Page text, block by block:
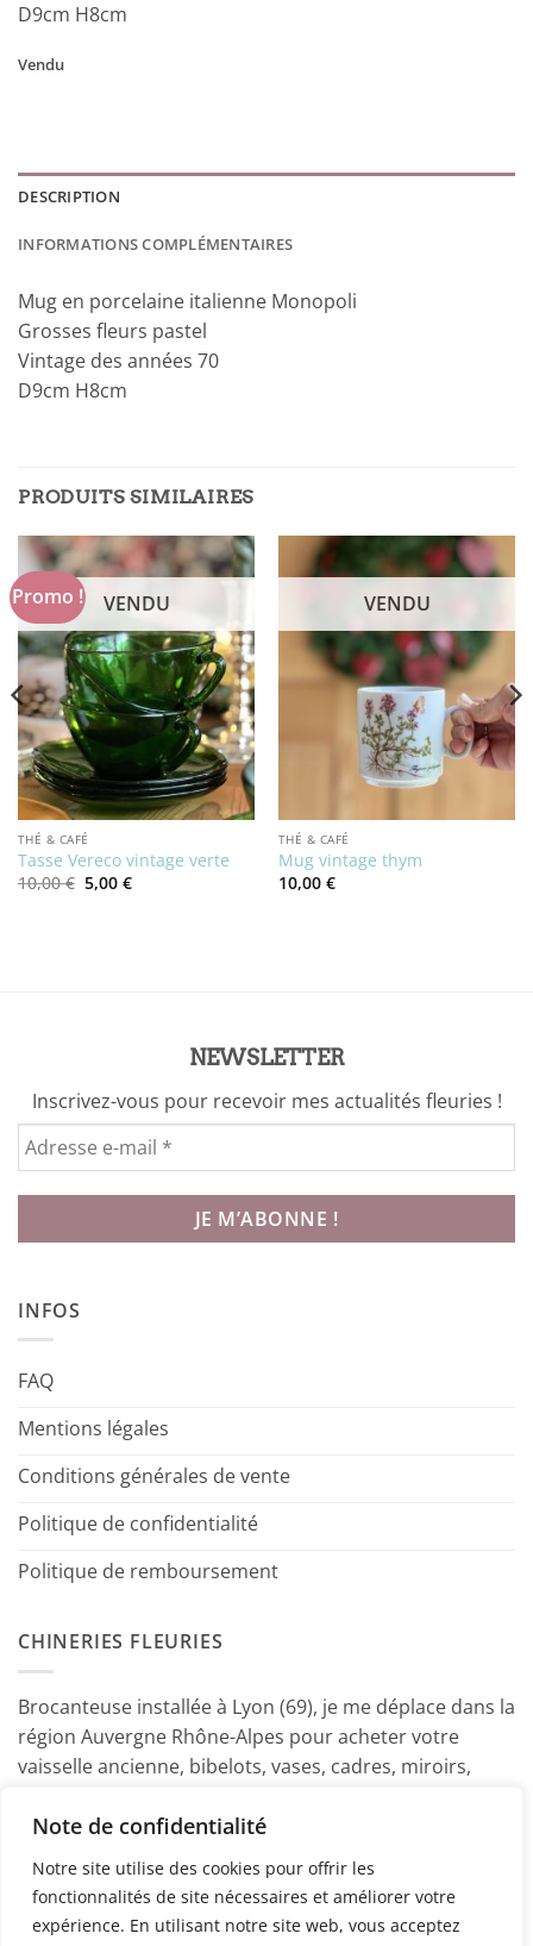
Note de confidentialité
Notre site utilise des cookies pour offrir les
fonctionnalités de site nécessaires et améliorer votre
expérience. En utilisant notre site web, vous acceptez
D9cm H8cm
Vendu
DESCRIPTION
INFORMATIONS COMPLÉMENTAIRES
Mug en porcelaine italienne Monopoli
Grosses fleurs pastel
Vintage des années 70
D9cm H8cm
PRODUITS SIMILAIRES
Promo ! VENDU
THÉ & CAFÉ
Tasse Vereco vintage verte
10,00€ Le
prix
5,00 €Le
prix
VENDU
THÉ & CAFÉ
Mug vintage thym
10,00 €
NEWSLETTER
Inscrivez-vous pour recevoir mes actualités fleuries !
INFOS
FAQ
Mentions légales
Conditions générales de vente
Politique de confidentialité
Politique de remboursement
CHINERIES FLEURIES
Brocanteuse installée à Lyon (69), je me déplace dans la
région Auvergne Rhône-Alpes pour acheter votre
vaisselle ancienne, bibelots, vases, cadres, miroirs,
Marine